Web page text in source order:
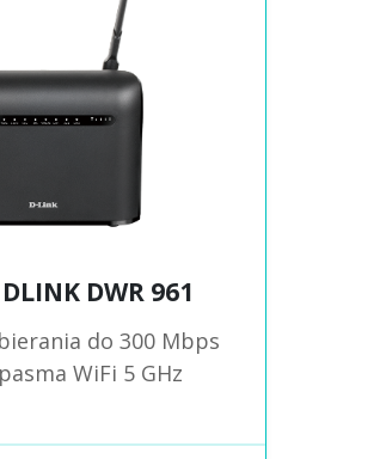
DWR 961
do 300 Mbps
WiFi 5 GHz